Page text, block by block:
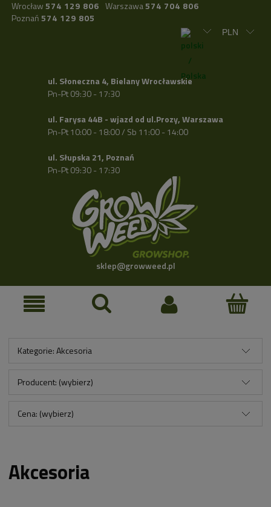
Wrocław 574 129 806 Warszawa574 704 806
Poznań 574 129 805
ul. Słoneczna 4, Bielany Wrocławskie
Pn-Pt 09:30 - 17:30
ul. Farysa 44B - wjazd od ul.Prozy, Warszawa
Pn-Pt 10:00 - 18:00 / Sb 11:00 - 14:00
ul. Słupska 21, Poznań
Pn-Pt 09:30 - 17:30
sklep@growweed.pl
Kategorie: Akcesoria
Producent: (wybierz)
Cena: (wybierz)
Akcesoria